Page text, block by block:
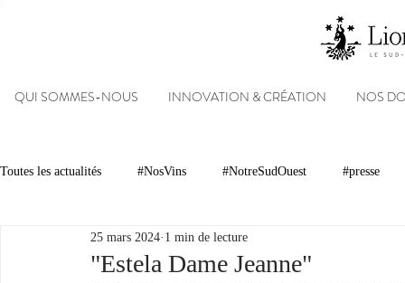
QUI SOMMES-NOUS INNOVATION & CRÉATION NOS
Toutes les actualités #NosVins #NotreSudOuest #presse
Chambre d’Amour Vins Armagnacs
"Estela Dame Jeanne"
25 mars 2024 1 min de lecture